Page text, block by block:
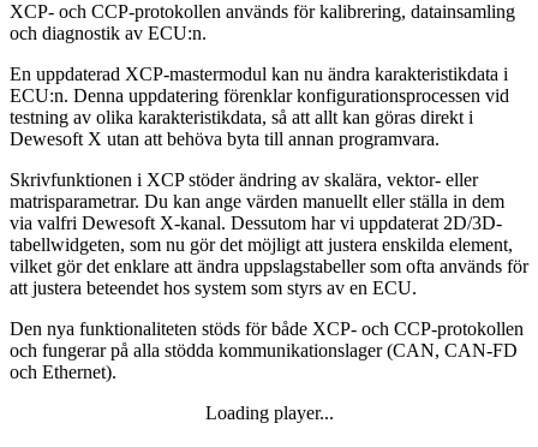
XCP- och CCP-protokollen används för kalibrering, datainsamling
och diagnostik av ECU:n.
En uppdaterad XCP-mastermodul kan nu ändra karakteristikdata i
ECU:n. Denna uppdatering förenklar konfigurationsprocessen vid
testning av olika karakteristikdata, så att allt kan göras direkt i
Dewesoft X utan att behöva byta till annan programvara.
Skrivfunktionen i XCP stöder ändring av skalära, vektor- eller
matrisparametrar. Du kan ange värden manuellt eller ställa in dem
via valfri Dewesoft X-kanal. Dessutom har vi uppdaterat 2D/3D-
tabellwidgeten, som nu gör det möjligt att justera enskilda element,
vilket gör det enklare att ändra uppslagstabeller som ofta används för
att justera beteendet hos system som styrs av en ECU.
Den nya funktionaliteten stöds för både XCP- och CCP-protokollen
och fungerar på alla stödda kommunikationslager (CAN, CAN-FD
och Ethernet).
Loading player...